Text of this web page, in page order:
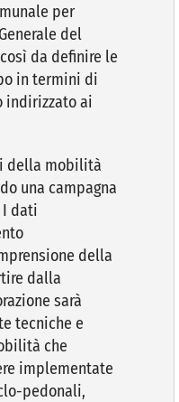
per
del
così da definire le
in termini di
indirizzato ai
della mobilità
una campagna
dati
della
dalla
sarà
tecniche e
che
implementate
pedonali,